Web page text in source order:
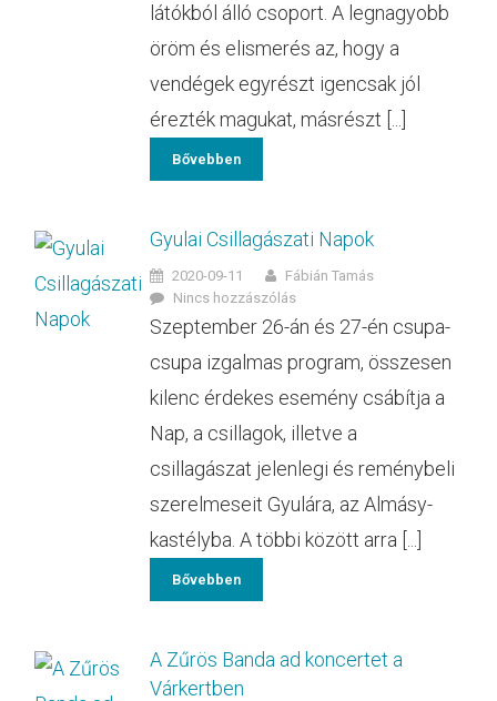
látókból álló csoport. A legnagyobb
öröm és elismerés az, hogy a
vendégek egyrészt igencsak jól
érezték magukat, másrészt [...]
Bővebben
Gyulai Csillagászati Napok
2020-09-11
Fábián Tamás
Nincs hozzászólás
Szeptember 26-án és 27-én csupa-
csupa izgalmas program, összesen
kilenc érdekes esemény csábítja a
Nap, a csillagok, illetve a
csillagászat jelenlegi és reménybeli
szerelmeseit Gyulára, az Almásy-
kastélyba. A többi között arra [...]
Bővebben
A Zűrös Banda ad koncertet a
Várkertben